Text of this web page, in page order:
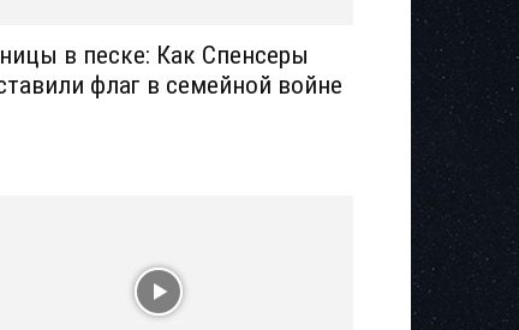
в песке: Как Спенсеры
флаг в семейной войне